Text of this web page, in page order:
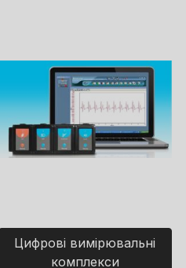
Цифрові вимірювальні
комплекси